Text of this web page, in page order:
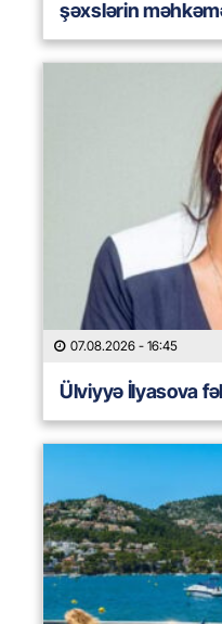
şəxslərin
07.08.2026 - 16:45
Ülviyyə İlyasova